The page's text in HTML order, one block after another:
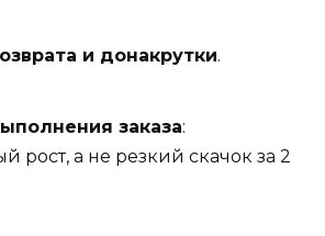
и донакрутки.
заказа:
рост, а не резкий скачок за 2